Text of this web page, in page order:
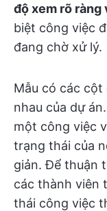
độ xem rõ
biệt công việc
đang chờ xử lý.
Mẫu có các cột
nhau của dự
một công việc
trạng thái của
giản. Để thuận
các thành viên
thái công việc